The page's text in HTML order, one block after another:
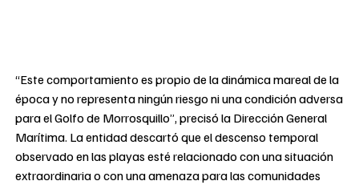
“Este comportamiento es propio de la dinámica mareal de la
época y no representa ningún riesgo ni una condición adversa
para el Golfo de Morrosquillo”, precisó la Dirección General
Marítima. La entidad descartó que el descenso temporal
observado en las playas esté relacionado con una situación
extraordinaria o con una amenaza para las comunidades